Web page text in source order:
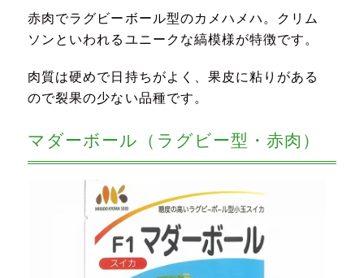
赤肉でラグビーボール型のカメハメハ。クリム
ソンといわれるユニークな縞模様が特徴です。
肉質は硬めで日持ちがよく、果皮に粘りがある
ので裂果の少ない品種です。
マダーボール（ラグビー型・赤肉）